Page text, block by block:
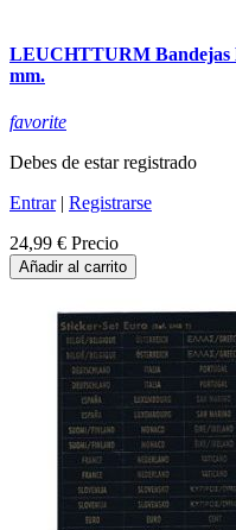
LEUCHTTURM Bandejas
mm.
favorite
Debes de estar registrado
Entrar| Registrarse
24,99 € Precio
Añadir al carrito